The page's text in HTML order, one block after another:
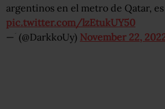
argentinos en el metro de Qatar,
pic.twitter.com/lzEtukUY50
— ؘ (@DarkkoUy) November 22,